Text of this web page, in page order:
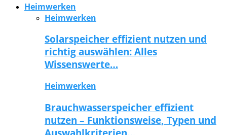
Heimwerken
Heimwerken
Solarspeicher effizient nutzen und
richtig auswählen: Alles
Wissenswerte…
Heimwerken
Brauchwasserspeicher effizient
nutzen – Funktionsweise, Typen und